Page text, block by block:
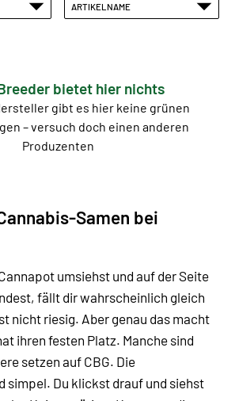
ARTIKELNAME
bietet hier nichts
gibt es hier keine grünen
– versuch doch einen anderen
Produzenten
Samen bei
umsiehst und auf der Seite
fällt dir wahrscheinlich gleich
nicht riesig. Aber genau das macht
ihren festen Platz. Manche sind
setzen auf CBG. Die
simpel. Du klickst drauf und siehst